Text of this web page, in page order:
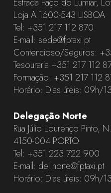
Estrada Paço do Lumiar,
Loja A 1600-543 LISBOA
Tel: +351 217 112 870
E-mail: sede@fptaxi.pt
Contencioso/Seguros:
Tesouraria:+351 217 112
Formação: +351 217 112
Horário: Dias úteis: 09h/
Delegação Norte
Rua Júlio Lourenço Pinto,
4150-004 PORTO
Tel: +351 223 722 900
E-mail: del.norte@fptaxi.pt
Horário: Dias úteis: 09h/